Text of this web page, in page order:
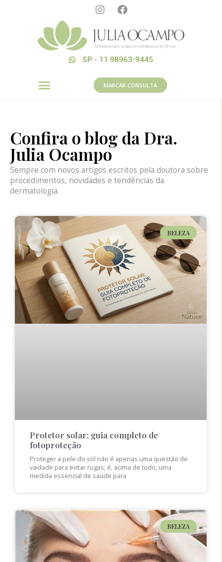
SP - 11 98963-9445
MARCAR CONSULTA
Confira o blog da Dra.
Julia Ocampo
Sempre com novos artigos escritos pela doutora sobre
procedimentos, novidades e tendências da
dermatologia.
BELEZA
Protetor solar: guia completo de
fotoproteção
Proteger a pele do sol não é apenas uma questão de
vaidade para evitar rugas; é, acima de tudo, uma
medida essencial de saúde para
BELEZA